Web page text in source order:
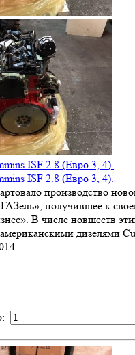
ISF 2.8 (Евро 3, 4).
ISF 2.8 (Евро 3, 4).
производство
получившее к
В числе новшеств
дизелями